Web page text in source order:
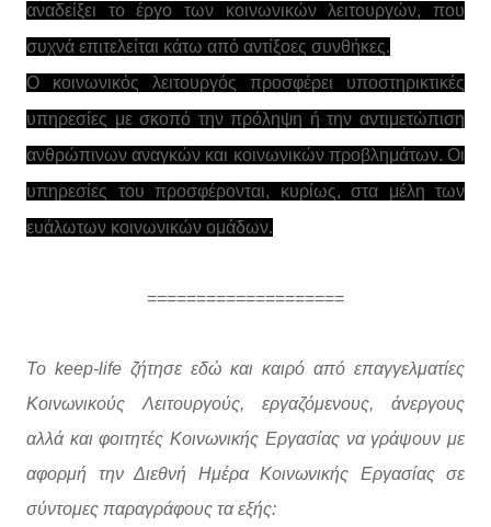
αναδείξει το έργο των κοινωνικών λειτουργών, που
συχνά επιτελείται κάτω από αντίξοες συνθήκες.
Ο κοινωνικός λειτουργός προσφέρει υποστηρικτικές
υπηρεσίες με σκοπό την πρόληψη ή την αντιμετώπιση
ανθρώπινων αναγκών και κοινωνικών προβλημάτων. Οι
υπηρεσίες του προσφέρονται, κυρίως, στα μέλη των
ευάλωτων κοινωνικών ομάδων.
====================
Το keep-life ζήτησε εδώ και καιρό από επαγγελματίες
Κοινωνικούς Λειτουργούς, εργαζόμενους, άνεργους
αλλά και φοιτητές Κοινωνικής Εργασίας να γράψουν με
αφορμή την Διεθνή Ημέρα Κοινωνικής Εργασίας σε
σύντομες παραγράφους τα εξής: